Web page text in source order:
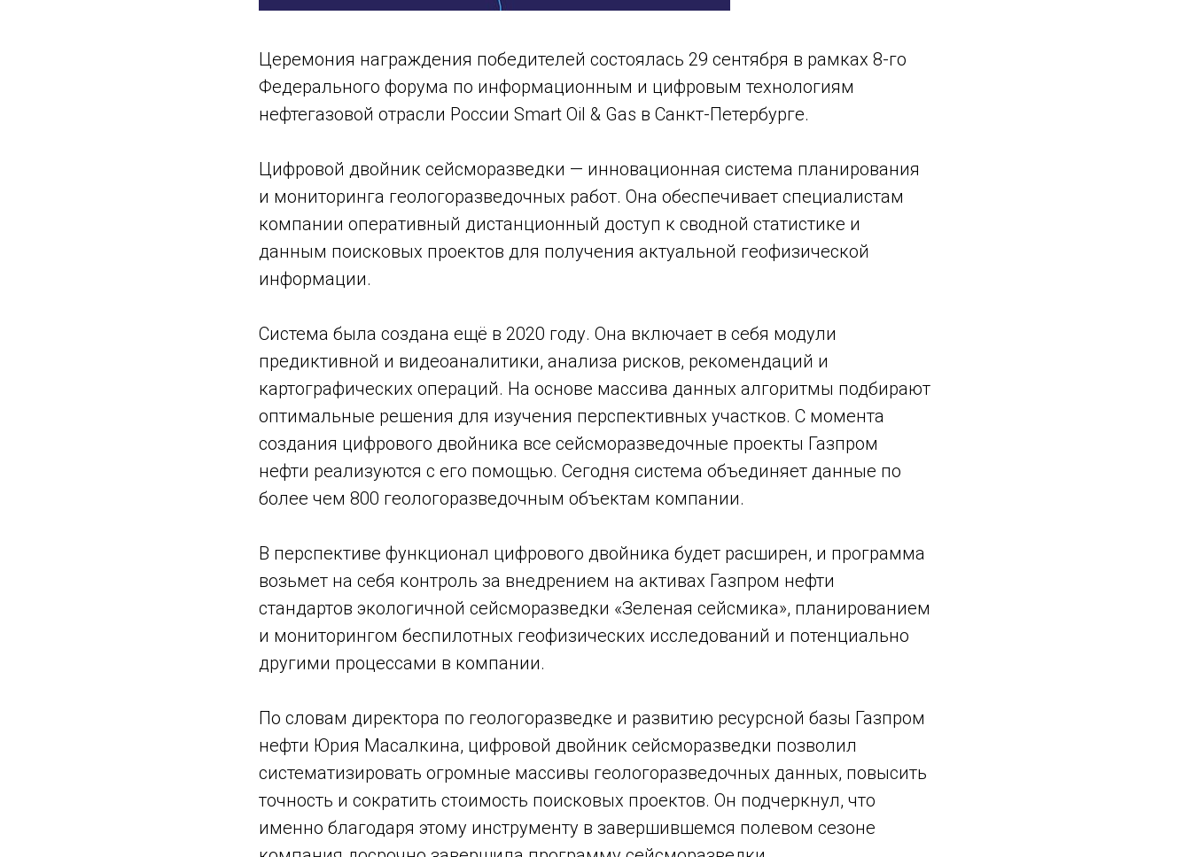
Церемония награждения победителей состоялась 29 сентября в рамках 8-го
Федерального форума по информационным и цифровым технологиям
нефтегазовой отрасли России Smart Oil & Gas в Санкт-Петербурге.
Цифровой двойник сейсморазведки — инновационная система планирования
и мониторинга геологоразведочных работ. Она обеспечивает специалистам
компании оперативный дистанционный доступ к сводной статистике и
данным поисковых проектов для получения актуальной геофизической
информации.
Система была создана ещё в 2020 году. Она включает в себя модули
предиктивной и видеоаналитики, анализа рисков, рекомендаций и
картографических операций. На основе массива данных алгоритмы подбирают
оптимальные решения для изучения перспективных участков. С момента
создания цифрового двойника все сейсморазведочные проекты Газпром
нефти реализуются с его помощью. Сегодня система объединяет данные по
более чем 800 геологоразведочным объектам компании.
В перспективе функционал цифрового двойника будет расширен, и программа
возьмет на себя контроль за внедрением на активах Газпром нефти
стандартов экологичной сейсморазведки «Зеленая сейсмика», планированием
и мониторингом беспилотных геофизических исследований и потенциально
другими процессами в компании.
По словам директора по геологоразведке и развитию ресурсной базы Газпром
нефти Юрия Масалкина, цифровой двойник сейсморазведки позволил
систематизировать огромные массивы геологоразведочных данных, повысить
точность и сократить стоимость поисковых проектов. Он подчеркнул, что
именно благодаря этому инструменту в завершившемся полевом сезоне